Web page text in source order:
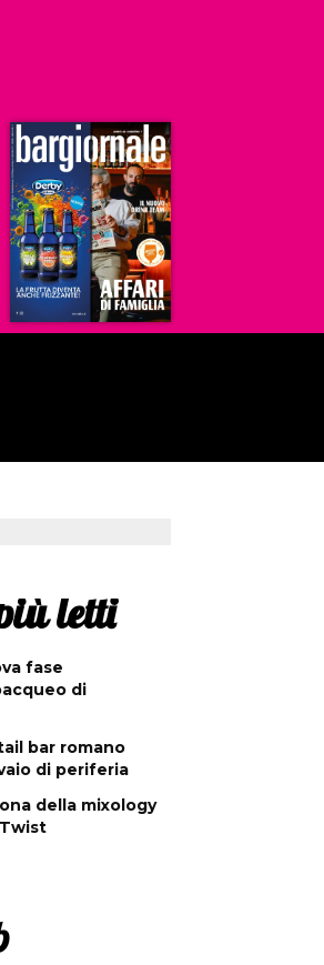
Ristoranti
Hoteldomani
letti
fase
di
bar romano
di periferia
della mixology